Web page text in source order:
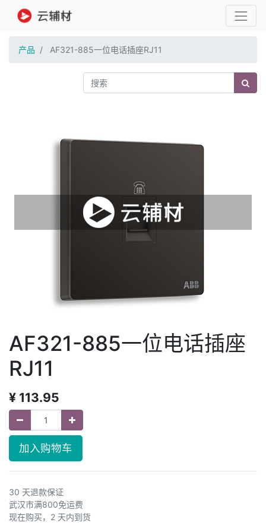
产品 AF321-885一位电话插座RJ11
AF321-885一位电话插座
RJ11
¥ 113.95
加入购物车
30 天退款保证
武汉市满800免运费
现在购买，2 天内到货